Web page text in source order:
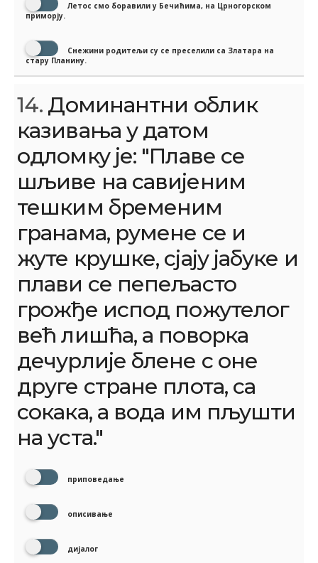
Летос смо боравили у Бечићима, на Црногорском
приморју.
Снежини родитељи су се преселили са Златара на
стару Планину.
14. Доминантни облик
казивања у датом
одломку је: "Плаве се
шљиве на савијеним
тешким бременим
гранама, румене се и
жуте крушке, сјају јабуке и
плави се пепељасто
грожђе испод пожутелог
већ лишћа, а поворка
дечурлије блене с оне
друге стране плота, са
сокака, а вода им пљушти
на уста."
приповедање
описивање
дијалог